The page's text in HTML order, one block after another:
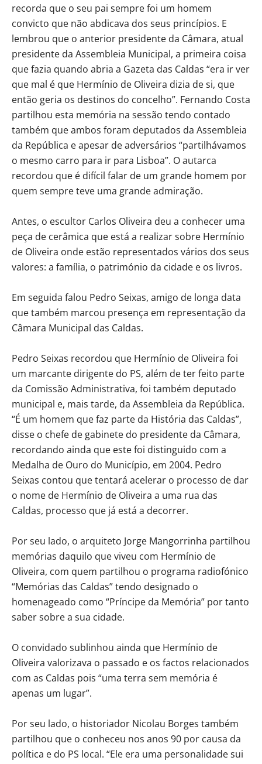
recorda que o seu pai sempre foi um homem
convicto que não abdicava dos seus princípios. E
lembrou que o anterior presidente da Câmara, atual
presidente da Assembleia Municipal, a primeira coisa
que fazia quando abria a Gazeta das Caldas “era ir ver
que mal é que Hermínio de Oliveira dizia de si, que
então geria os destinos do concelho”. Fernando Costa
partilhou esta memória na sessão tendo contado
também que ambos foram deputados da Assembleia
da República e apesar de adversários “partilhávamos
o mesmo carro para ir para Lisboa”. O autarca
recordou que é difícil falar de um grande homem por
quem sempre teve uma grande admiração.
Antes, o escultor Carlos Oliveira deu a conhecer uma
peça de cerâmica que está a realizar sobre Hermínio
de Oliveira onde estão representados vários dos seus
valores: a família, o património da cidade e os livros.
Em seguida falou Pedro Seixas, amigo de longa data
que também marcou presença em representação da
Câmara Municipal das Caldas.
Pedro Seixas recordou que Hermínio de Oliveira foi
um marcante dirigente do PS, além de ter feito parte
da Comissão Administrativa, foi também deputado
municipal e, mais tarde, da Assembleia da República.
“É um homem que faz parte da História das Caldas”,
disse o chefe de gabinete do presidente da Câmara,
recordando ainda que este foi distinguido com a
Medalha de Ouro do Município, em 2004. Pedro
Seixas contou que tentará acelerar o processo de dar
o nome de Hermínio de Oliveira a uma rua das
Caldas, processo que já está a decorrer.
Por seu lado, o arquiteto Jorge Mangorrinha partilhou
memórias daquilo que viveu com Hermínio de
Oliveira, com quem partilhou o programa radiofónico
“Memórias das Caldas” tendo designado o
homenageado como “Príncipe da Memória” por tanto
saber sobre a sua cidade.
O convidado sublinhou ainda que Hermínio de
Oliveira valorizava o passado e os factos relacionados
com as Caldas pois “uma terra sem memória é
apenas um lugar”.
Por seu lado, o historiador Nicolau Borges também
partilhou que o conheceu nos anos 90 por causa da
política e do PS local. “Ele era uma personalidade sui